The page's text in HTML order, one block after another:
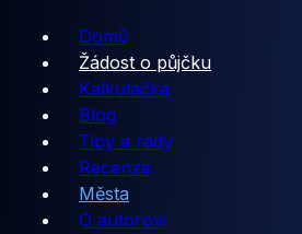
Domů
Žádost o půjčku
Kalkulačka
Blog
Tipy a rady
Recenze
Města
O autorovi